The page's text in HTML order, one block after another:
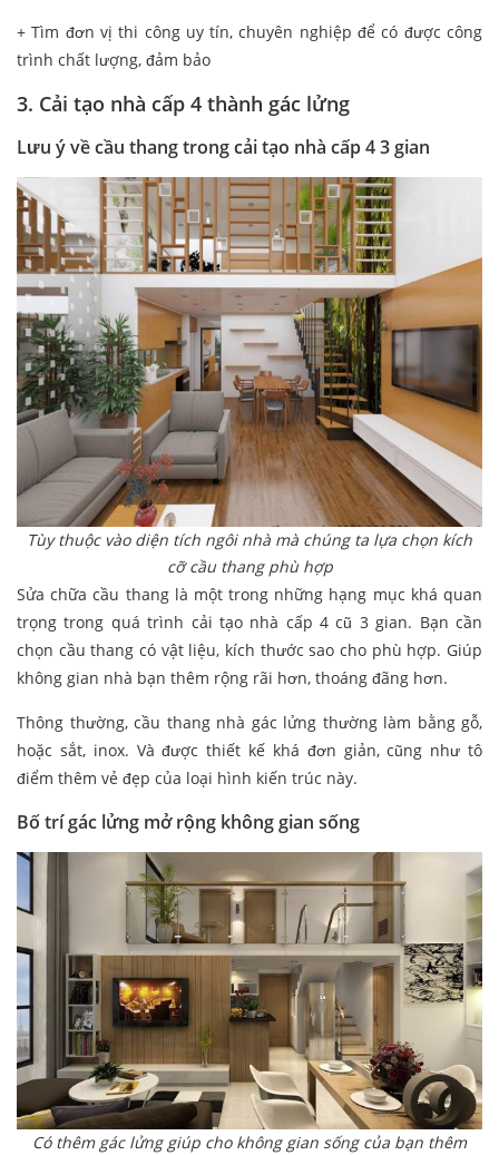
+ Tìm đơn vị thi công uy tín, chuyên nghiệp để có được công
trình chất lượng, đảm bảo
3. Cải tạo nhà cấp 4 thành gác lửng
Lưu ý về cầu thangtrong cải tạo nhà cấp 4 3 gian
Tùy thuộc vào diện tích ngôi nhà mà chúng ta lựa chọn kích
cỡ cầu thang phù hợp
Sửa chữa cầu thang là một trong những hạng mục khá quan
trọng trong quá trình cải tạo nhà cấp 4 cũ 3 gian. Bạn cần
chọn cầu thang có vật liệu, kích thước sao cho phù hợp. Giúp
không gian nhà bạn thêm rộng rãi hơn, thoáng đãng hơn.
Thông thường, cầu thang nhà gác lửng thường làm bằng gỗ,
hoặc sắt, inox. Và được thiết kế khá đơn giản, cũng như tô
điểm thêm vẻ đẹp của loại hình kiến trúc này.
Bố trí gác lửng mở rộng không gian sống
Có thêm gác lửng giúp cho không gian sống của bạn thêm